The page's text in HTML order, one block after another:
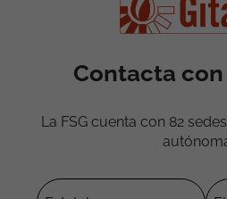
Contacta
La FSG cuenta con 82